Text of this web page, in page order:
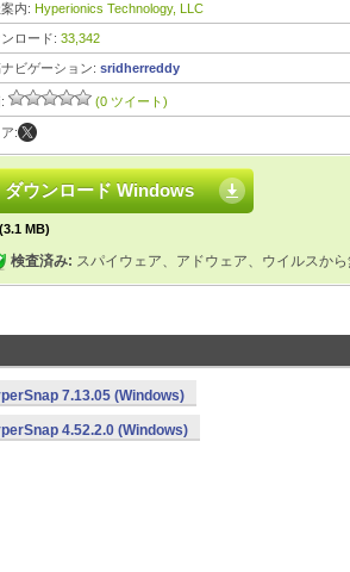
内: Hyperionics Technology, LLC
ロード: 33,342
ビゲーション: sridherreddy
(0 ツイート)
:
ダウンロード Windows
(3.1 MB)
検査済み: スパイウェア、アドウェア、ウイルスか
7.13.05 (Windows)
4.52.2.0 (Windows)